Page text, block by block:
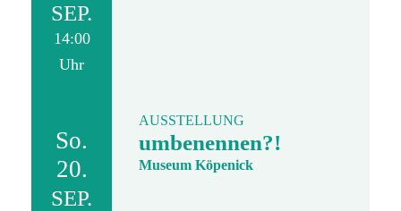
SEP.
14:00
Uhr
So.
20.
SEP.
AUSSTELLUNG
umbenennen?!
Museum Köpenick